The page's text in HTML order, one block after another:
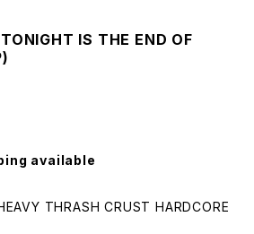
IS THE END OF
available
THRASH CRUST HARDCORE